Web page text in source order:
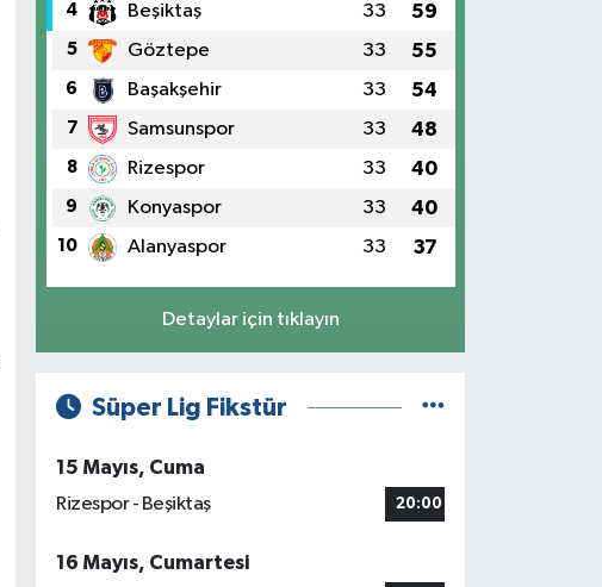
4 Beşiktaş 33 59
5 Göztepe 33 55
6 Başakşehir 33 54
7 Samsunspor 33 48
8 Rizespor 33 40
9 Konyaspor 33 40
10 Alanyaspor 33 37
Detaylar için tıklayın
Süper Lig Fikstür
15 Mayıs, Cuma
Rizespor - Beşiktaş
20:00
16 Mayıs, Cumartesi